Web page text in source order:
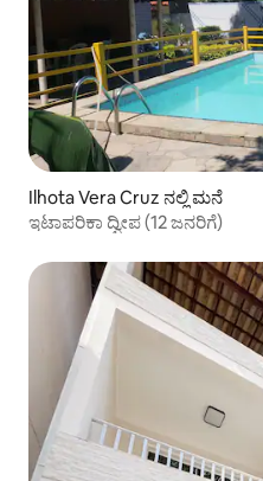
Ilhota Vera Cruz ನಲ್ಲಿ ಮನೆ
ಇಟಾಪರಿಕಾ ದ್ವೀಪ (12 ಜನರಿಗೆ)